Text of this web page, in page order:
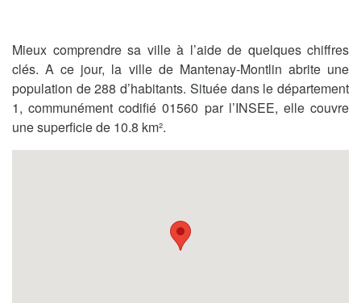
Mieux comprendre sa ville à l’aide de quelques chiffres
clés. A ce jour, la ville de Mantenay-Montlin abrite une
population de 288 d’habitants. Située dans le département
1, communément codifié 01560 par l’INSEE, elle couvre
une superficie de 10.8 km².